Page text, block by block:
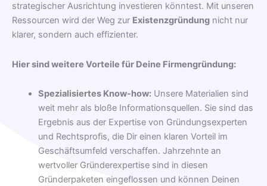
strategischer Ausrichtung investieren könntest. Mit unseren
Ressourcen wird der Weg zur Existenzgründung nicht nur
klarer, sondern auch effizienter.
Hier sind weitere Vorteile für Deine Firmengründung:
Spezialisiertes Know-how:Unsere Materialien sind
weit mehr als bloße Informationsquellen. Sie sind das
Ergebnis aus der Expertise von Gründungsexperten
und Rechtsprofis, die Dir einen klaren Vorteil im
Geschäftsumfeld verschaffen. Jahrzehnte an
wertvoller Gründerexpertise sind in diesen
Gründerpaketen eingeflossen und können Deinen